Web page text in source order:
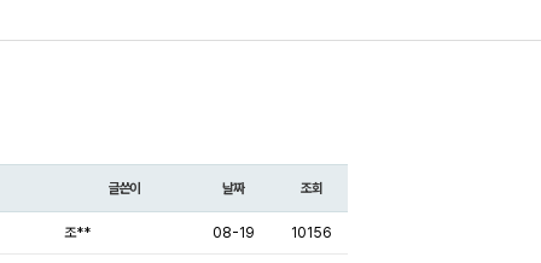
글쓴이 날짜 조회
조** 08-19 10156